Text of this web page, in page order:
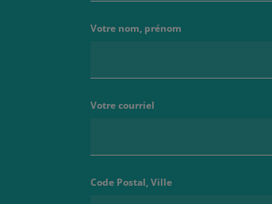
Votre nom, prénom
Votre courriel
Code Postal, Ville